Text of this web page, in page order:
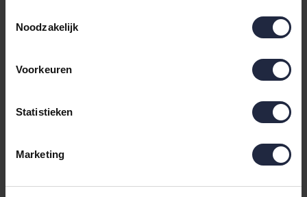
Noodzakelijk
Voorkeuren
Statistieken
Marketing
Kimono, extra licht 36